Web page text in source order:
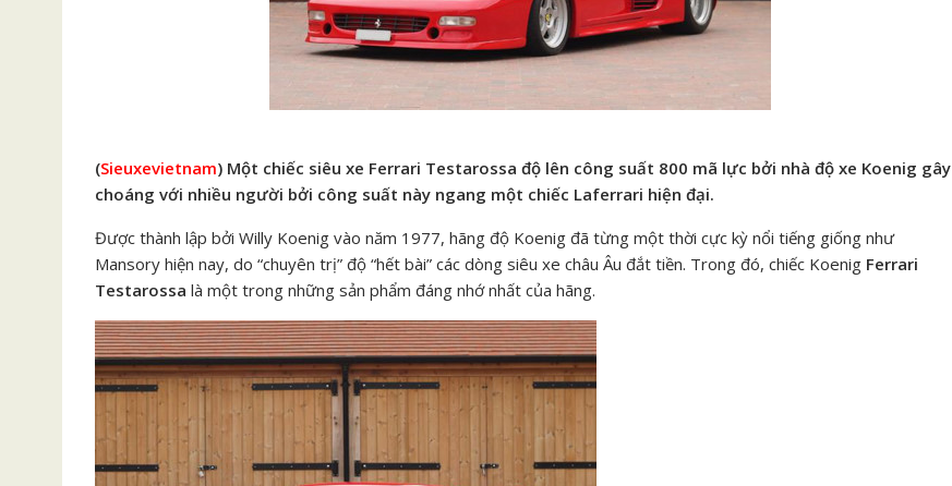
(Sieuxevietnam) Một chiếc siêu xe Ferrari Testarossa độ lên công suất 800 mã lực bởi nhà độ xe Koenig gây
choáng với nhiều người bởi công suất này ngang một chiếc Laferrari hiện đại.
Được thành lập bởi Willy Koenig vào năm 1977, hãng độ Koenig đã từng một thời cực kỳ nổi tiếng giống như
Mansory hiện nay, do “chuyên trị” độ “hết bài” các dòng siêu xe châu Âu đắt tiền. Trong đó, chiếc Koenig Ferrari
Testarossa là một trong những sản phẩm đáng nhớ nhất của hãng.